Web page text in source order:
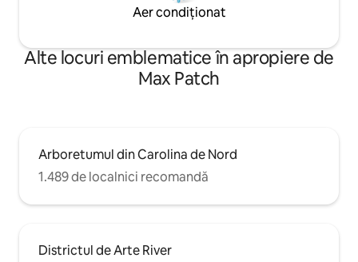
Aer condiționat
Alte locuri emblematice în apropiere de
Max Patch
Arboretumul din Carolina de Nord
1.489 de localnici recomandă
Districtul de Arte River